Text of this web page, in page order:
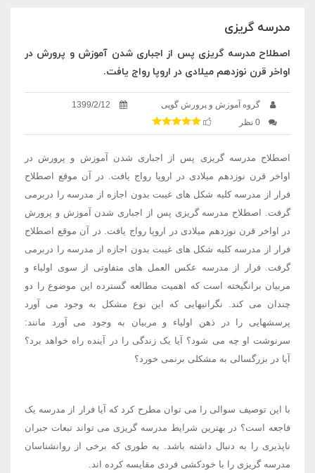
مدرسه گریزی
اصطلاح مدرسه گریزی پس از اجباری شدن آموزش و پرورش در
اواخر قرن نوزدهم میلادی در اروپا رواج یافت.
گروه آموزش و پرورش گوپی
1399/2/12
0 نظر
اصطلاح مدرسه گریزی پس از اجباری شدن آموزش و پرورش در
اواخر قرن نوزدهم میلادی در اروپا رواج یافت. در آن موقع اصطلاح
فرار از مدرسه کلیه شکل های غیبت بدون اجازه از مدرسه را دربرمی
گرفت. اصطلاح مدرسه گریزی پس از اجباری شدن آموزش و پرورش
در اواخر قرن نوزدهم میلادی در اروپا رواج یافت. در آن موقع اصطلاح
فرار از مدرسه کلیه شکل های غیبت بدون اجازه از مدرسه را دربرمی
گرفت. فرار از مدرسه عکس العمل های متفاوتی از سوی اولیاء و
مربیان برانگیخته است که اهمیت مطالعه گسترده این موضوع را دو
چندان می کند. نگرانیهایی که این نوع مشکل به وجود می آورد
پرسشهایی را در ذهن اولیاء و مربیان به وجود می آورد مانند:
سرنوشت او چه می شود؟ آیا یک زندگی را در آینده راه خواهد برد؟
آیا در بزرگسالی به مشکلی برنمی خورد؟
با این توصیف سوالی را می توان مطرح کرد که آیا فرار از مدرسه یک
فاجعه است؟ در بهترین شرایط مدرسه گریزی می تواند تبعات جبران
ناپذیری را به دنبال داشته باشد. به طوری که برخی از روانشناسان
مدرسه گریزی را با خودکشی فردی مقایسه کرده اند.